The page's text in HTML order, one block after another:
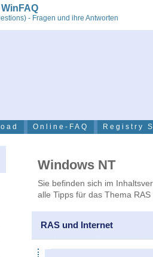
- Fragen und ihre Antworten
Online-FAQ Registry
Windows NT
Sie befinden sich im
alle Tipps für das Thema
RAS und Internet